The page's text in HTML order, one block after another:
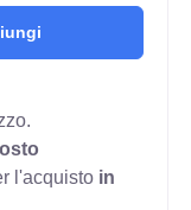
l'acquisto in